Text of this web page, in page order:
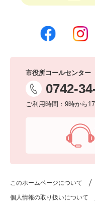
市役所コールセンター
0742-
ご利用時間：9時から
このホームページについて
個人情報の取り扱いについて